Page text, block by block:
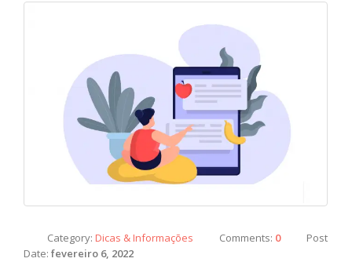
Category: Dicas & Informações Comments: 0
Post
Date: fevereiro 6, 2022